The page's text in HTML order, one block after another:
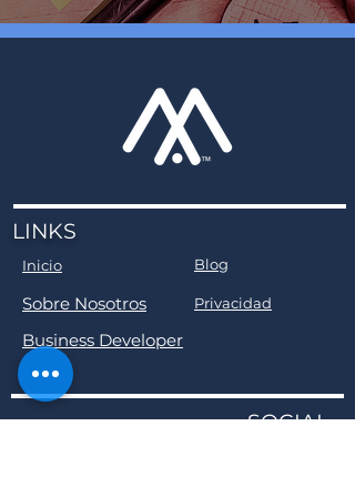
LINKS
Inicio Blog
Sobre Nosotros Privacidad
Business Developer
SOCIAL